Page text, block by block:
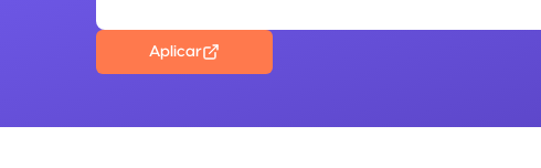
Aplicar